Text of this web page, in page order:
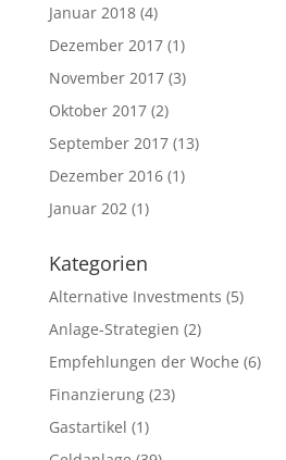
Januar 2018(4)
Dezember 2017(1)
November 2017(3)
Oktober 2017(2)
September 2017(13)
Dezember 2016(1)
Januar 202(1)
Kategorien
Alternative Investments (5)
Anlage-Strategien (2)
Empfehlungen der Woche (6)
Finanzierung(23)
Gastartikel (1)